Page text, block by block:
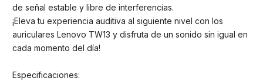
de señal estable y libre de interferencias.
¡Eleva tu experiencia auditiva al siguiente nivel con los
auriculares Lenovo TW13 y disfruta de un sonido sin igual en
cada momento del día!
Especificaciones: